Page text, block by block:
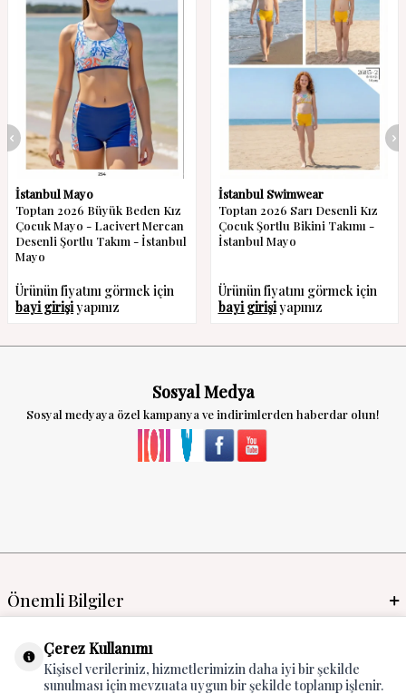
İstanbul Mayo
Toptan 2026 Büyük Beden Kız
Çocuk Mayo - Lacivert Mercan
Desenli Şortlu Takım - İstanbul
Mayo
Ürünün fiyatını görmek için
bayi girişiyapınız
İstanbul Swimwear
Toptan 2026 Sarı Desenli Kız
Çocuk Şortlu Bikini Takımı -
İstanbul Mayo
Ürünün fiyatını görmek için
bayi girişiyapınız
Sosyal Medya
Sosyal medyaya özel kampanya ve indirimlerden haberdar olun!
Önemli Bilgiler
Mayo İmalat & Toptan
Global Manufacturer
Çerez Kullanımı
Kişisel verileriniz, hizmetlerimizin daha iyi bir şekilde
sunulması için mevzuata uygun bir şekilde toplanıp işlenir.